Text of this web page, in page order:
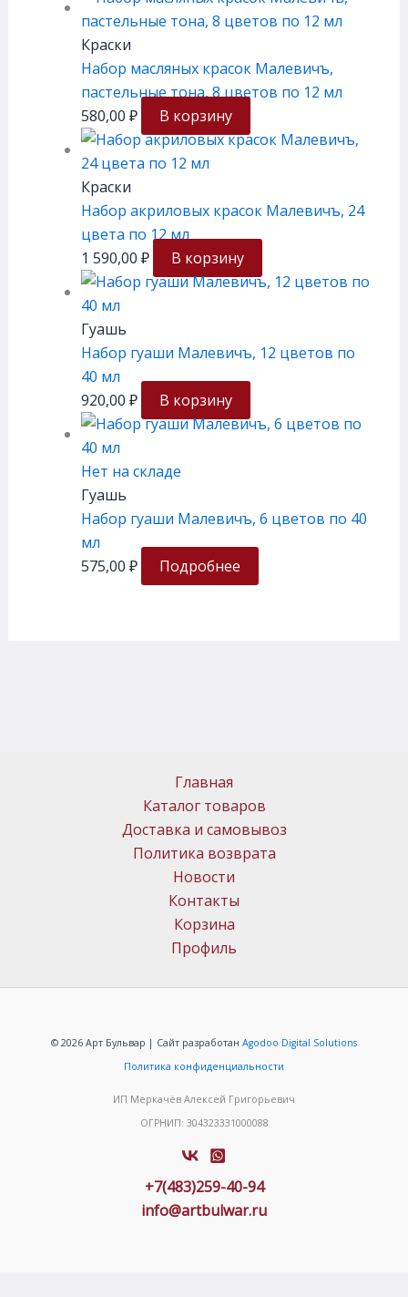
Краски
Набор масляных красок Малевичъ,
пастельные тона, 8 цветов по 12 мл
580,00 ₽ В корзину
Краски
Набор акриловых красок Малевичъ, 24
цвета по 12 мл
1 590,00 ₽ В корзину
Гуашь
Набор гуаши Малевичъ, 12 цветов по
40 мл
920,00 ₽ В корзину
Нет на складе
Гуашь
Набор гуаши Малевичъ, 6 цветов по 40
мл
575,00 ₽ Подробнее
Главная
Каталог товаров
Доставка и самовывоз
Политика возврата
Новости
Контакты
Корзина
Профиль
© 2026 Арт Бульвар | Сайт разработан Agodoo Digital Solutions
Политика конфиденциальности
ИП Меркачёв Алексей Григорьевич
ОГРНИП: 304323331000088
+7(483)259-40-94
info@artbulwar.ru